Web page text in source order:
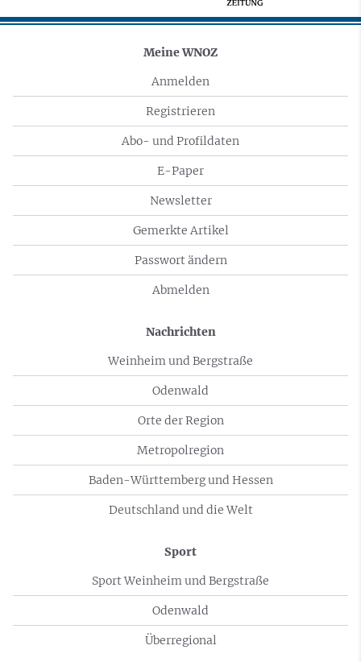
Meine WNOZ
Anmelden
Registrieren
Abo- und Profildaten
E-Paper
Newsletter
Gemerkte Artikel
Passwort ändern
Abmelden
Nachrichten
Weinheim und Bergstraße
Odenwald
Orte der Region
Metropolregion
Baden-Württemberg und Hessen
Deutschland und die Welt
Sport
Sport Weinheim und Bergstraße
Odenwald
Überregional